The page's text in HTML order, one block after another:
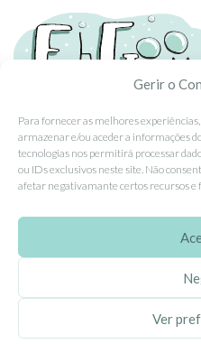
Gerir o
Para fornecer as melhores
armazenar e/ou aceder a informações
tecnologias nos permitirá processar
ou IDs exclusivos neste site. Não
afetar negativamante certos recursos e
Ver
Tel: (351) 234095278 Custo de
Email: info@ehgoom.com
Rua José Afonso, Nº 50, 3800-
Sobre Nós
Propriedade Intelectual